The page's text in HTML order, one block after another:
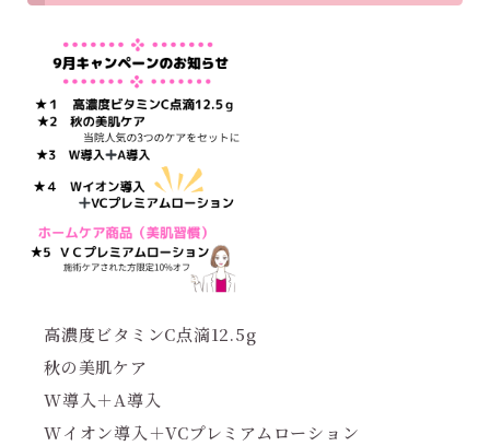
高濃度ビタミンC点滴12.5g
秋の美肌ケア
W導入＋A導入
Wイオン導入＋VCプレミアムローション